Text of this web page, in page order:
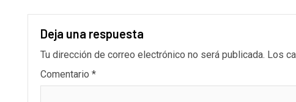
Deja una respuesta
Tu dirección de correo electrónico no será publicada. Los
Comentario *